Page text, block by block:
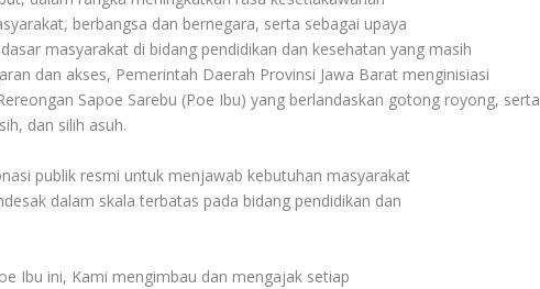
berbangsa dan bernegara, serta sebagai upaya
masyarakat di bidang pendidikan dan kesehatan yang masih
dan akses, Pemerintah Daerah Provinsi Jawa Barat menginisiasi
Sapoe Sarebu (Poe Ibu) yang berlandaskan gotong royong, serta
dan silih asuh.
publik resmi untuk menjawab kebutuhan masyarakat
dalam skala terbatas pada bidang pendidikan dan
Ibu ini, Kami mengimbau dan mengajak setiap